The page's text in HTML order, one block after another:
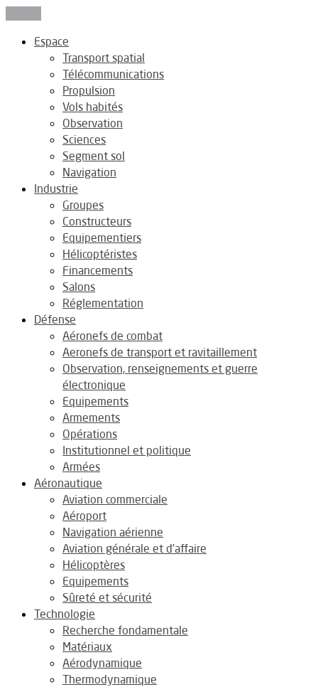
Espace
Transport spatial
Télécommunications
Propulsion
Vols habités
Observation
Sciences
Segment sol
Navigation
Industrie
Groupes
Constructeurs
Equipementiers
Hélicoptéristes
Financements
Salons
Réglementation
Défense
Aéronefs de combat
Aeronefs de transport et ravitaillement
Observation, renseignements et guerre
électronique
Equipements
Armements
Opérations
Institutionnel et politique
Armées
Aéronautique
Aviation commerciale
Aéroport
Navigation aérienne
Aviation générale et d’affaire
Hélicoptères
Equipements
Sûreté et sécurité
Technologie
Recherche fondamentale
Matériaux
Aérodynamique
Thermodynamique